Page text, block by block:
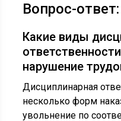
Вопрос-ответ:
Какие виды
нарушение
Дисциплинарная
несколько форм
увольнение по